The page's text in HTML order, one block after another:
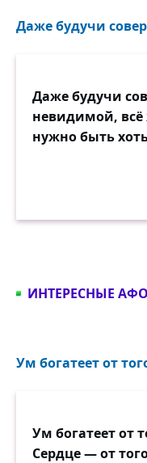
Даже будучи
Даже будучи
невидимой,
нужно быть
ИНТЕРЕСНЫЕ
Ум богатеет от
Ум богатеет от
Сердце — от